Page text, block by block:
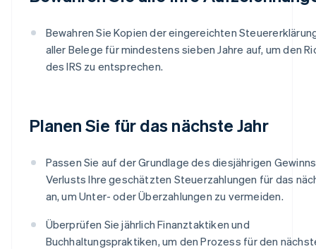
Bewahren Sie Kopien der eingereichten
aller Belege für mindestens sieben Jahre auf, um den
des IRS zu entsprechen.
Planen Sie für das nächste Jahr
Passen Sie auf der Grundlage des diesjährigen
Verlusts Ihre geschätzten Steuerzahlungen für das
an, um Unter- oder Überzahlungen zu vermeiden.
Überprüfen Sie jährlich Finanztaktiken und
Buchhaltungspraktiken, um den Prozess für den